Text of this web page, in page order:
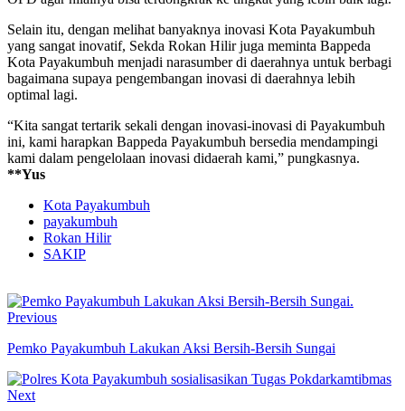
Selain itu, dengan melihat banyaknya inovasi Kota Payakumbuh
yang sangat inovatif, Sekda Rokan Hilir juga meminta Bappeda
Kota Payakumbuh menjadi narasumber di daerahnya untuk berbagi
bagaimana supaya pengembangan inovasi di daerahnya lebih
optimal lagi.
“Kita sangat tertarik sekali dengan inovasi-inovasi di Payakumbuh
ini, kami harapkan Bappeda Payakumbuh bersedia mendampingi
kami dalam pengelolaan inovasi didaerah kami,” pungkasnya.
**Yus
Kota Payakumbuh
payakumbuh
Rokan Hilir
SAKIP
Previous
Pemko Payakumbuh Lakukan Aksi Bersih-Bersih Sungai
Next